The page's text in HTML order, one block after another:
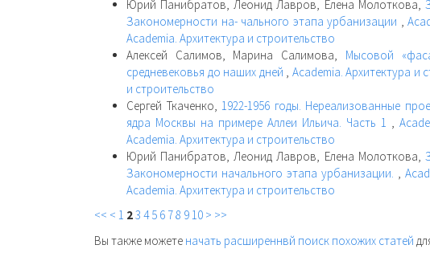
Юрий Панибратов, Леонид Лавров, Елена Молоткова,
Закономерности на- чального этапа урбанизации
,
Academia. Архитектура и строительство
Алексей Салимов, Марина Салимова, Мысовой
средневековья до наших дней
Academia. Архитектура и
и строительство
Сергей Ткаченко, 1922-1956 годы. Нереализованные
ядра Москвы на примере Аллеи Ильича. Часть 1
Academia. Архитектура и строительство
Юрий Панибратов, Леонид Лавров, Елена Молоткова,
Закономерности начального этапа урбанизации.
Academia. Архитектура и строительство
<< < 1 23 4 5 6 78 9 10 > >>
Вы также можете начать расширеннвй поиск похожих статей